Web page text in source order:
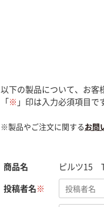
以下の製品について、お客
「※ 」印は入力必須項目で
※製品やご注文に関するお問
商品名
ピルツ15
投稿者名※